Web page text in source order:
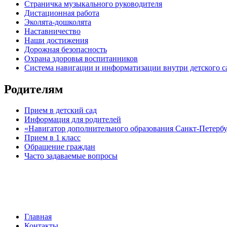
Страничка музыкального руководителя
Дистационная работа
Эколята-дошколята
Наставничество
Наши достижения
Дорожная безопасность
Охрана здоровья воспитанников
Система навигации и информатизации внутри детского
Родителям
Прием в детский сад
Информация для родителей
«Навигатор дополнительного образования Санкт-
Прием в 1 класс
Обращение граждан
Часто задаваемые вопросы
Главная